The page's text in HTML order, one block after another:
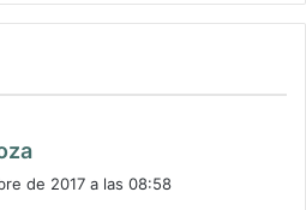
de 2017 a las 08:58